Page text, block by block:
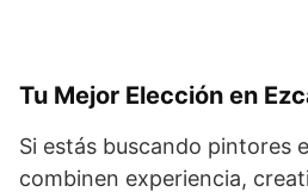
Tu Mejor Elección en
Si estás buscando pintores
combinen experiencia,